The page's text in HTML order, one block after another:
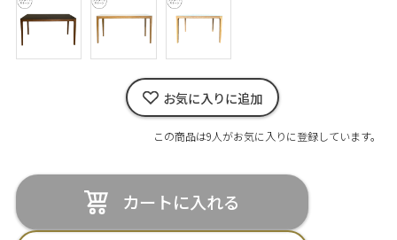
お気に入りに追加
この商品は9人がお気に入りに登録しています。
カートに入れる